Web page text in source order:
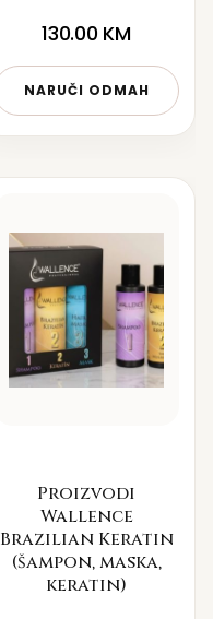
130.00 KM
NARUČI ODMAH
Proizvodi
Wallence
Brazilian Keratin
(šampon, maska,
keratin)